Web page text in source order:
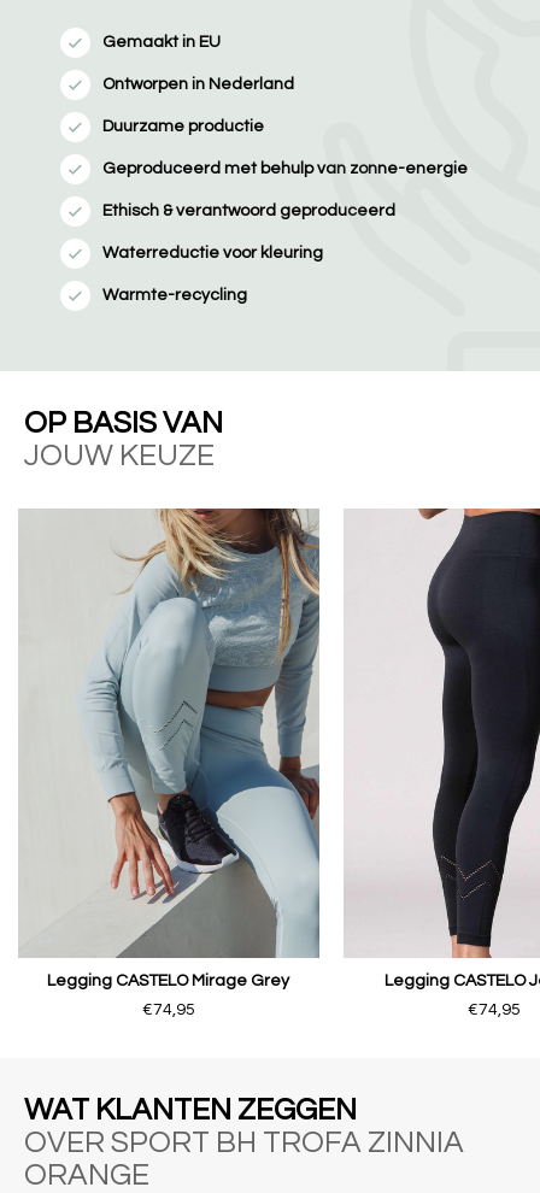
Gemaakt in EU
Ontworpen in Nederland
Duurzame productie
Geproduceerd met behulp van zonne-energie
Ethisch & verantwoord geproduceerd
Waterreductie voor kleuring
Warmte-recycling
OP BASIS VAN
JOUW KEUZE
Legging CASTELO Mirage Grey
€74,95
Legging CASTELO
€74,95
WAT KLANTEN ZEGGEN
OVER SPORT BH TROFA ZINNIA
ORANGE